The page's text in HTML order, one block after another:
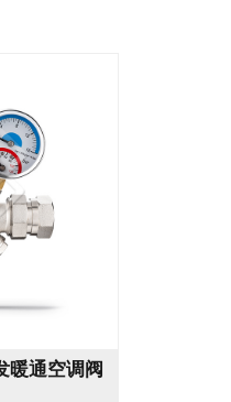
暖通空调阀